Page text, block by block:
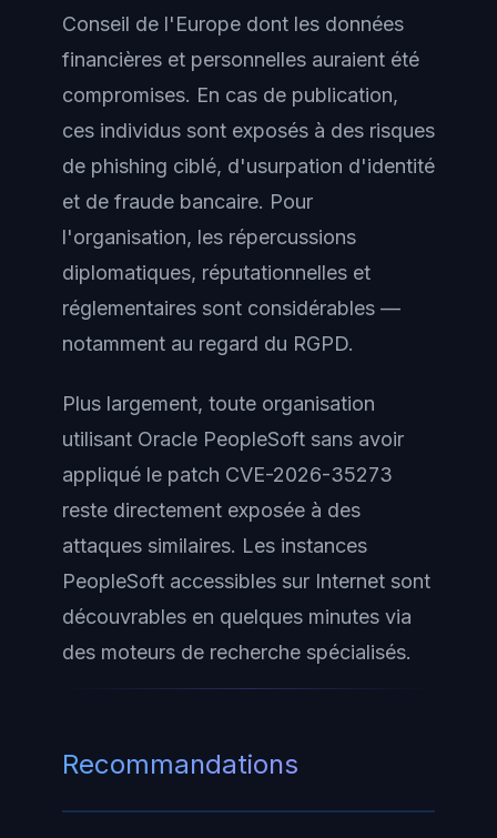
Conseil de l'Europe dont les données
financières et personnelles auraient été
compromises. En cas de publication,
ces individus sont exposés à des risques
de phishing ciblé, d'usurpation d'identité
et de fraude bancaire. Pour
l'organisation, les répercussions
diplomatiques, réputationnelles et
réglementaires sont considérables —
notamment au regard du RGPD.
Plus largement, toute organisation
utilisant Oracle PeopleSoft sans avoir
appliqué le patch CVE-2026-35273
reste directement exposée à des
attaques similaires. Les instances
PeopleSoft accessibles sur Internet sont
découvrables en quelques minutes via
des moteurs de recherche spécialisés.
Recommandations